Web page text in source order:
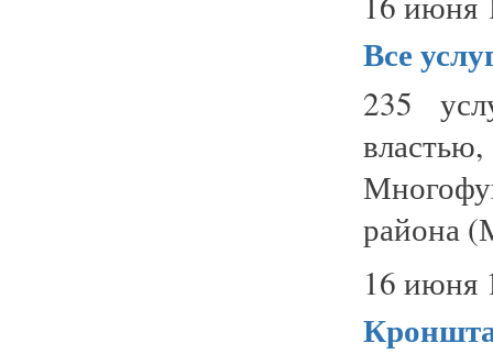
Все
235
района
16 июня